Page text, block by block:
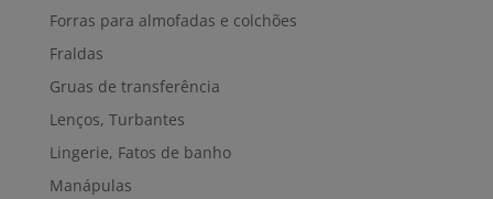
Forras para almofadas e colchões
Fraldas
Gruas de transferência
Lenços, Turbantes
Lingerie, Fatos de banho
Manápulas